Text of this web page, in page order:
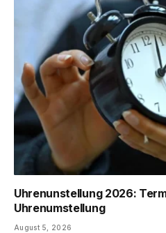
Uhrenunstellung 2026:
Uhrenumstellung
August 5, 2026